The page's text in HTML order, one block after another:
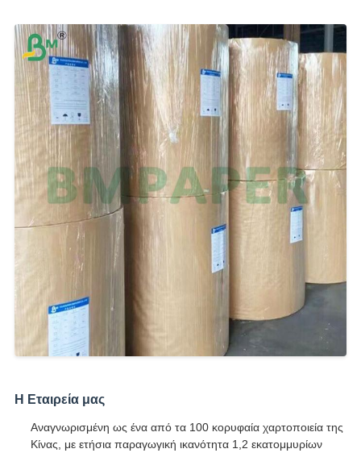
Η Εταιρεία μας
Αναγνωρισμένη ως ένα από τα 100 κορυφαία χαρτοποιεία της
Κίνας, με ετήσια παραγωγική ικανότητα 1,2 εκατομμυρίων